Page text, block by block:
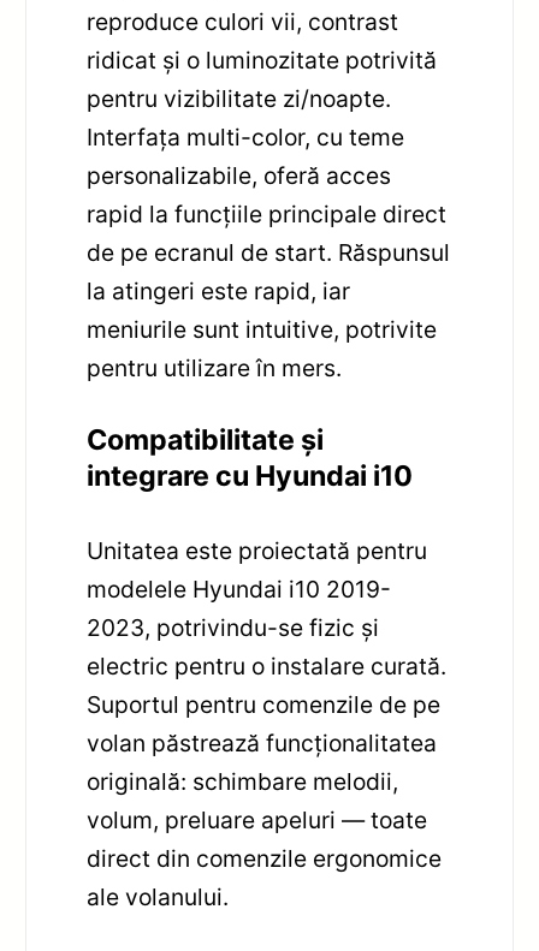
reproduce culori vii, contrast
ridicat și o luminozitate potrivită
pentru vizibilitate zi/noapte.
Interfața multi-color, cu teme
personalizabile, oferă acces
rapid la funcțiile principale direct
de pe ecranul de start. Răspunsul
la atingeri este rapid, iar
meniurile sunt intuitive, potrivite
pentru utilizare în mers.
Compatibilitate și
integrare cu Hyundai i10
Unitatea este proiectată pentru
modelele Hyundai i10 2019-
2023, potrivindu-se fizic și
electric pentru o instalare curată.
Suportul pentru comenzile de pe
volan păstrează funcționalitatea
originală: schimbare melodii,
volum, preluare apeluri — toate
direct din comenzile ergonomice
ale volanului.